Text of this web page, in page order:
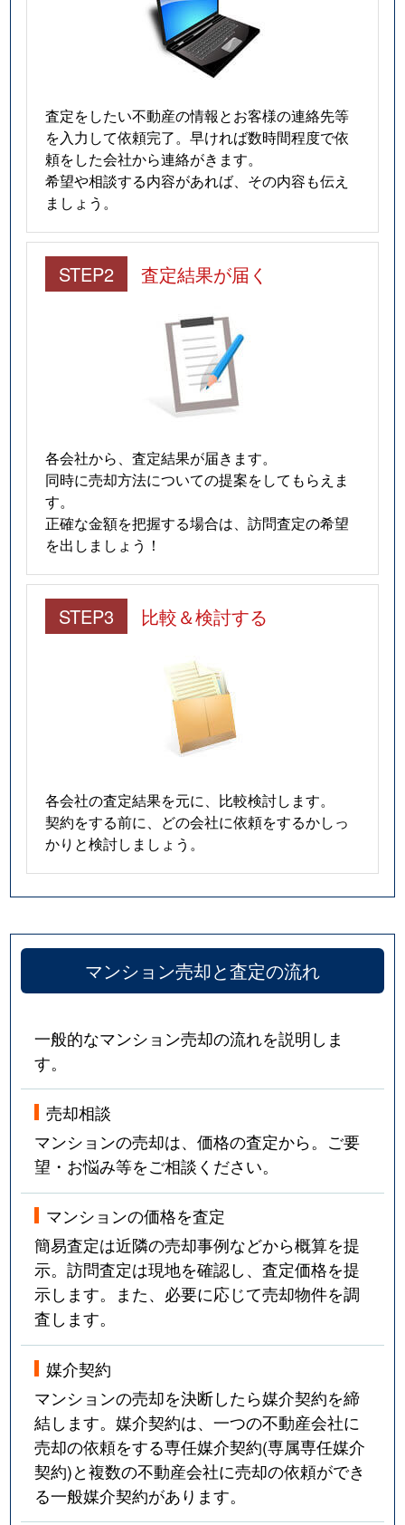
査定をしたい不動産の情報とお客様の連絡先等
を入力して依頼完了。早ければ数時間程度で依
頼をした会社から連絡がきます。
希望や相談する内容があれば、その内容も伝え
ましょう。
STEP2 査定結果が届く
各会社から、査定結果が届きます。
同時に売却方法についての提案をしてもらえま
す。
正確な金額を把握する場合は、訪問査定の希望
を出しましょう！
STEP3 比較＆検討する
各会社の査定結果を元に、比較検討します。
契約をする前に、どの会社に依頼をするかしっ
かりと検討しましょう。
マンション売却と査定の流れ
一般的なマンション売却の流れを説明しま
す。
売却相談
マンションの売却は、価格の査定から。ご要
望・お悩み等をご相談ください。
マンションの価格を査定
簡易査定は近隣の売却事例などから概算を提
示。訪問査定は現地を確認し、査定価格を提
示します。また、必要に応じて売却物件を調
査します。
媒介契約
マンションの売却を決断したら媒介契約を締
結します。媒介契約は、一つの不動産会社に
売却の依頼をする専任媒介契約(専属専任媒介
契約)と複数の不動産会社に売却の依頼ができ
る一般媒介契約があります。